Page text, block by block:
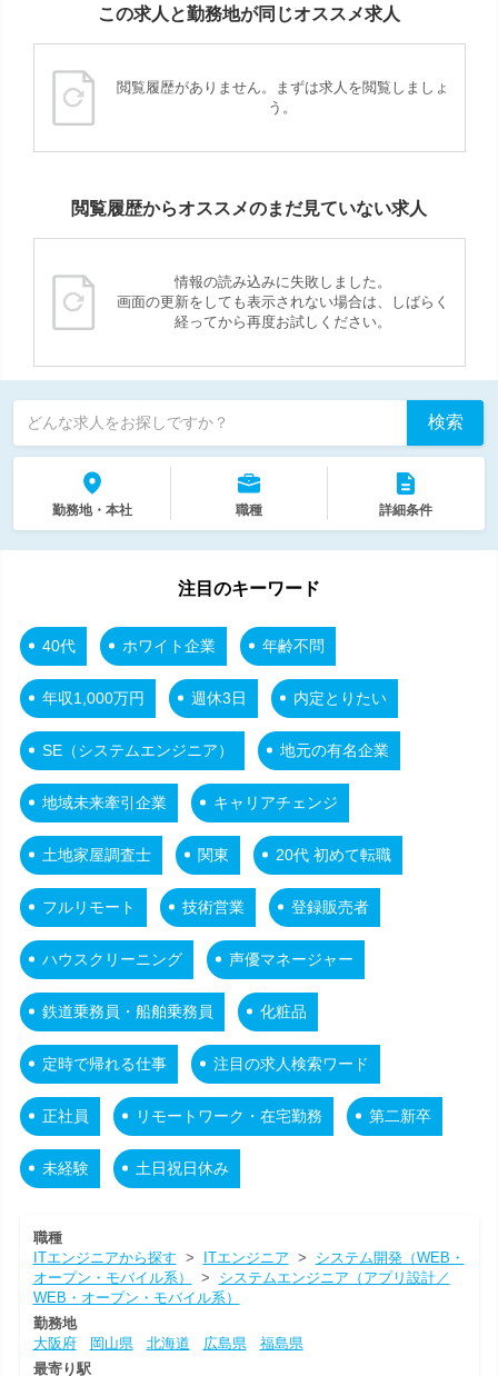
この求人と勤務地が同じオススメ求人
閲覧履歴がありません。まずは求人を閲覧しましょ
う。
閲覧履歴からオススメのまだ見ていない求人
情報の読み込みに失敗しました。
画面の更新をしても表示されない場合は、しばらく
経ってから再度お試しください。
どんな求人をお探しですか？ 検索
勤務地・本社 職種 詳細条件
注目のキーワード
40代 ホワイト企業 年齢不問
年収1,000万円 週休3日 内定とりたい
SE（システムエンジニア） 地元の有名企業
地域未来牽引企業 キャリアチェンジ
土地家屋調査士 関東 20代 初めて転職
フルリモート 技術営業 登録販売者
ハウスクリーニング 声優マネージャー
鉄道乗務員・船舶乗務員 化粧品
定時で帰れる仕事 注目の求人検索ワード
正社員 リモートワーク・在宅勤務 第二新卒
未経験 土日祝日休み
職種
ITエンジニアから探す > ITエンジニア > システム開発（WEB・
オープン・モバイル系）
> システムエンジニア（アプリ設計／
WEB・オープン・モバイル系）
勤務地
大阪府
岡山県 北海道 広島県
福島県
最寄り駅